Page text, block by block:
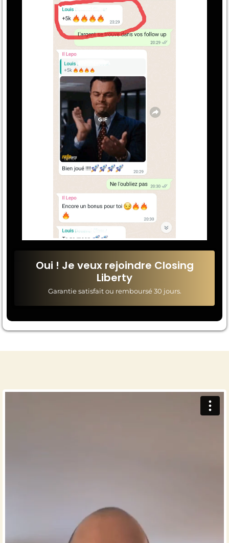
Oui ! Je veux rejoindre Closing
Liberty
Garantie satisfait ou remboursé 30 jours.